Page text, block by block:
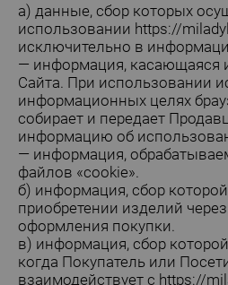
а) данные, сбор которых
использовании https://
исключительно в
— информация, касающаяся
Сайта. При использовании
информационных целях
собирает и передает
информацию об
— информация,
файлов «cookie».
б) информация, сбор
приобретении изделий
оформления покупки.
в) информация, сбор
когда Покупатель или
взаимодействует с https://